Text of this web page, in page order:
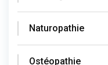
Naturopathie
Ostéopathie